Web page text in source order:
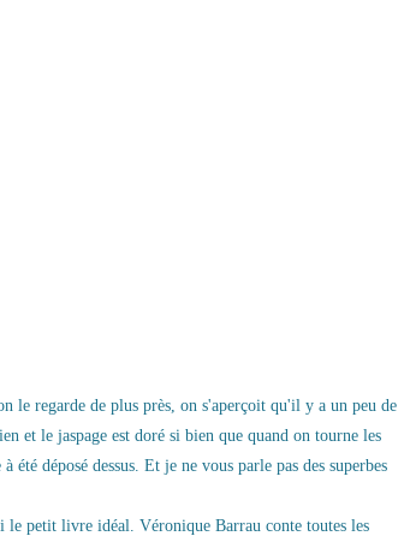
le regarde de plus près, on s'aperçoit qu'il y a un peu de
et le jaspage est doré si bien que quand on tourne les
été déposé dessus. Et je ne vous parle pas des superbes
le petit livre idéal. Véronique Barrau conte toutes les